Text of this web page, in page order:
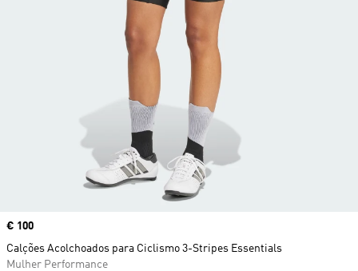
Price
€ 100
Calções Acolchoados para Ciclismo 3-Stripes Essentials
Mulher Performance